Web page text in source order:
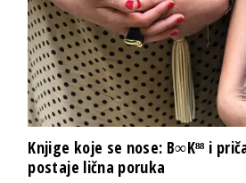
Knjige koje se nose: B∞K⁸⁸ i
postaje lična poruka